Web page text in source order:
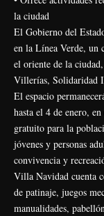
la ciudad
El Gobierno del
en la Línea Verde, un
el oriente de la
Villerías, Solidaridad
El espacio
hasta el 4 de enero,
gratuito para la
jóvenes y personas
convivencia y
Villa Navidad cuenta
de patinaje, juegos
manualidades,